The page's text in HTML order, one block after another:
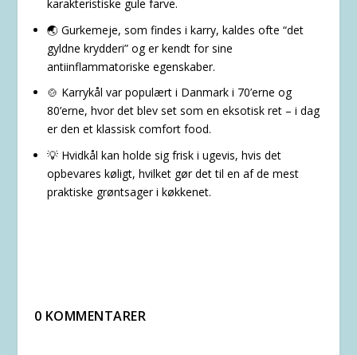
karakteristiske gule farve.
🌏 Gurkemeje, som findes i karry, kaldes ofte “det
gyldne krydderi” og er kendt for sine
antiinflammatoriske egenskaber.
🍲 Karrykål var populært i Danmark i 70’erne og
80’erne, hvor det blev set som en eksotisk ret – i dag
er den et klassisk comfort food.
💡 Hvidkål kan holde sig frisk i ugevis, hvis det
opbevares køligt, hvilket gør det til en af de mest
praktiske grøntsager i køkkenet.
0 KOMMENTARER